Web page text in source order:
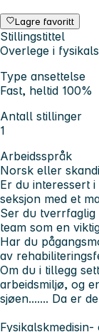
Lagre favoritt
Stillingstittel
Overlege i
Type ansettelse
Fast, heltid 100%
Antall stillinger
1
Arbeidsspråk
Norsk eller
Er du interessert
seksjon med et
Ser du
team som en
Har du
av
Om du i tillegg
arbeidsmiljø, og
sjøen....... Da er